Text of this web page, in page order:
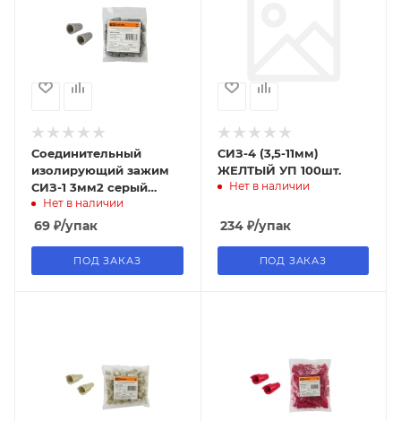
Соединительный
изолирующий зажим
СИЗ-1 3мм2 серый
(50шт) TDM
Нет в наличии
69 ₽/упак
ПОД ЗАКАЗ
СИЗ-4 (3,5-11мм)
ЖЕЛТЫЙ УП 100шт.
Нет в наличии
234₽/упак
ПОД ЗАКАЗ